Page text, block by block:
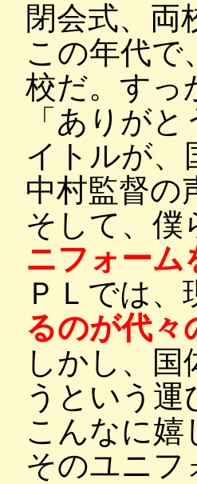
閉会式、両
この年代で
校だ。すっ
「ありが
イトルが、
中村監督の
そして、僕
ニフォーム
ＰＬでは
るのが代々
しかし、国
うという
こんなに嬉
そのユニフ